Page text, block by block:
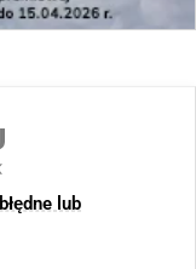
lub